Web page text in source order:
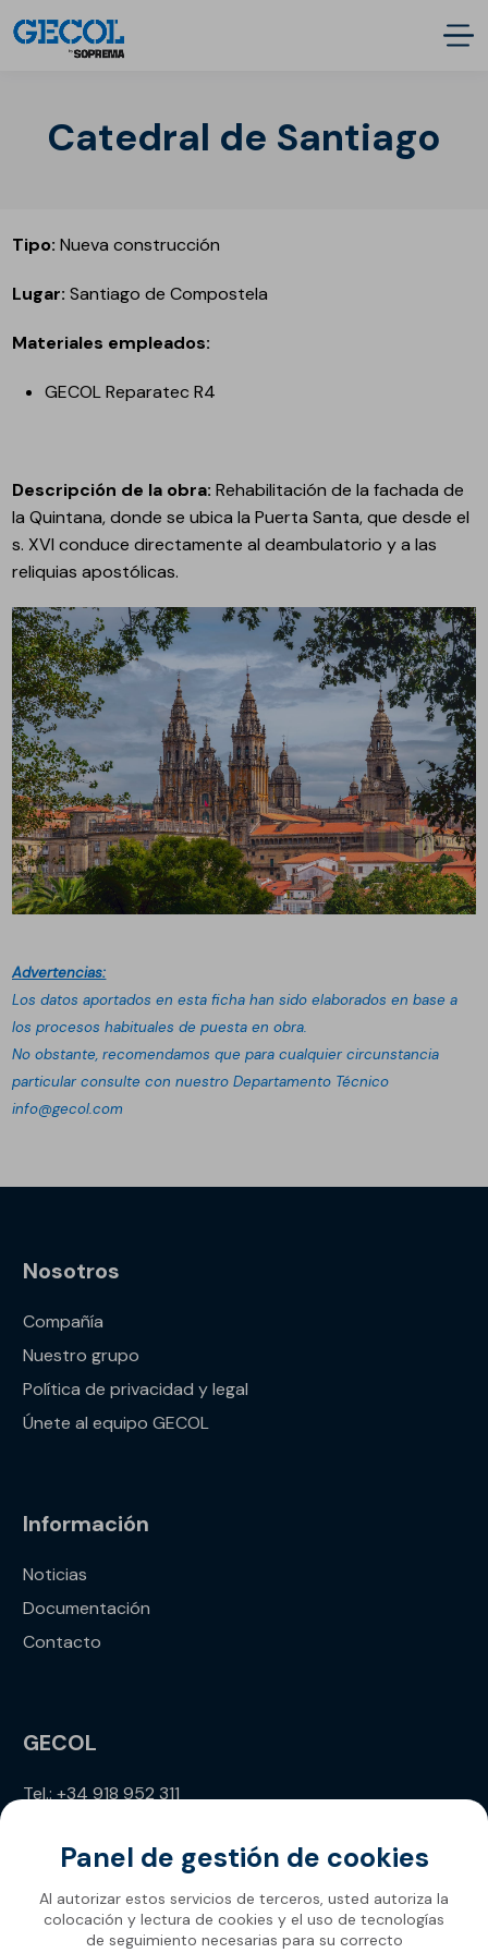
Catedral de Santiago
Tipo:Nueva construcción
Lugar:Santiago de Compostela
Materiales empleados:
GECOL Reparatec R4
Descripción de la obra: Rehabilitación de la fachada de
la Quintana, donde se ubica la Puerta Santa, que desde el
s. XVI conduce directamente al deambulatorio y a las
reliquias apostólicas.
Advertencias:
Los datos aportados en esta ficha han sido elaborados en base a
los procesos habituales de puesta en obra.
No obstante, recomendamos que para cualquier circunstancia
particular consulte con nuestro Departamento Técnico
info@gecol.com
Nosotros
Compañía
Nuestro grupo
Política de privacidad y legal
Únete al equipo GECOL
Información
Noticias
Documentación
Contacto
GECOL
Tel.: +34 918 952 311
Panel de gestión de cookies
Al autorizar estos servicios de terceros, usted autoriza la
colocación y lectura de cookies y el uso de tecnologías
de seguimiento necesarias para su correcto